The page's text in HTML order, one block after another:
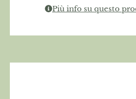
Più info su questo